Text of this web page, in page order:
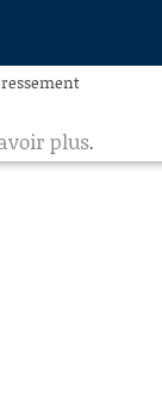
plus.